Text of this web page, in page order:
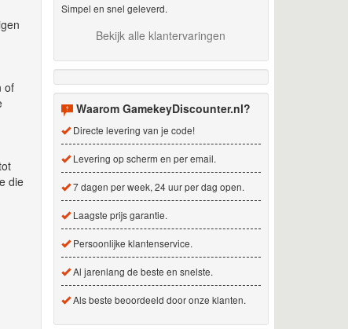
of
die
Simpel en snel geleverd.
Bekijk alle klantervaringen
Waarom GamekeyDiscounter.nl?
Directe levering van je code!
Levering op scherm en per email.
7 dagen per week, 24 uur per dag open.
Laagste prijs garantie.
Persoonlijke klantenservice.
Al jarenlang de beste en snelste.
Als beste beoordeeld door onze klanten.